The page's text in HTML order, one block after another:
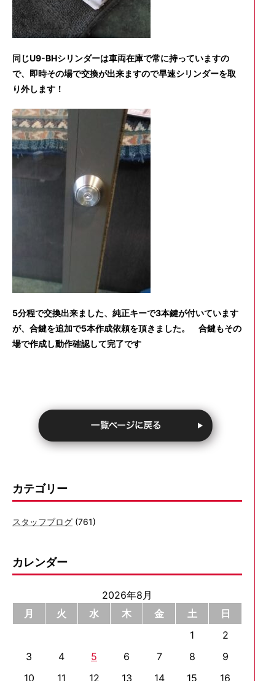
同じU9-BHシリンダーは車両在庫で常に持っていますの
で、即時その場で交換が出来ますので早速シリンダーを取
り外します！
5分程で交換出来ました、純正キーで3本鍵が付いています
が、合鍵を追加で5本作成依頼を頂きました。 合鍵もその
場で作成し動作確認して完了です
カテゴリー
スタッフブログ (761)
カレンダー
2026年8月
月
火 水 木 金 土
日
1
2
3
4 5 6 7 8
9
10
11 12 13 14 15 16